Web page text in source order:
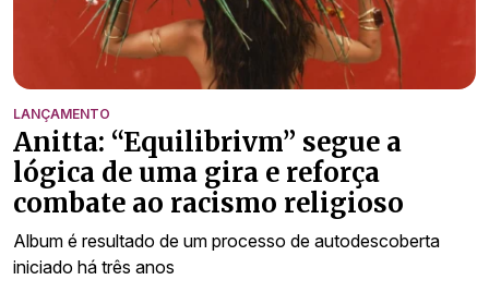
LANÇAMENTO
Anitta: “Equilibrivm” segue a
lógica de uma gira e reforça
combate ao racismo religioso
Album é resultado de um processo de autodescoberta
iniciado há três anos